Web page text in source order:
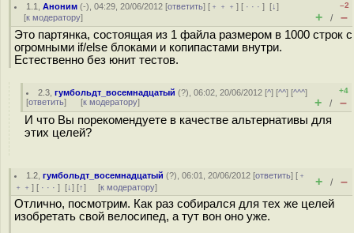
1.1 ,Аноним (-), 04:29, 20/06/2012 [ответить] [ ﹢﹢﹢] [ · · ·][↓]
[к модератору]
–2
+ / –
Это партянка, состоящая из 1 файла размером в 1000 строк с
огромными if/else блоками и копипастами внутри.
Естественно без юнит тестов.
2.3 ,гумбольдт_восемнадцатый (?), 06:02, 20/06/2012 [^] [^^] [^^^]
[ответить] [к модератору]
+4
+ / –
И что Вы порекомендуете в качестве альтернативы для
этих целей?
1.2 ,гумбольдт_восемнадцатый (?), 06:01, 20/06/2012 [ответить] [ ﹢
﹢﹢ ] [ · · · ] [↓] [↑] [к модератору] + / –
Отлично, посмотрим. Как раз собирался для тех же целей
изобретать свой велосипед, а тут вон оно уже.